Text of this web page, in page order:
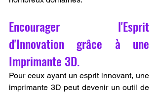
Encourager l'Esprit
d'Innovation grâce à une
Imprimante 3D.
Pour ceux ayant un esprit innovant, une
imprimante 3D peut devenir un outil de